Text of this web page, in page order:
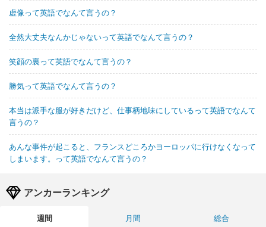
虚像って英語でなんて言うの？
全然大丈夫なんかじゃないって英語でなんて言うの？
笑顔の裏って英語でなんて言うの？
勝気って英語でなんて言うの？
本当は派手な服が好きだけど、仕事柄地味にしているって英語でなんて
言うの？
あんな事件が起こると、フランスどころかヨーロッパに行けなくなって
しまいます。って英語でなんて言うの？
アンカーランキング
週間 月間
総合